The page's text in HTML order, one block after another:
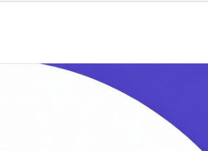
English